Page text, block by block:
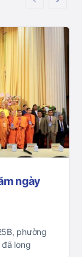
ngày
phường
đã long